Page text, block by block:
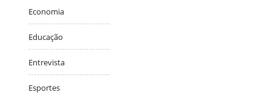
Economia
Educação
Entrevista
Esportes